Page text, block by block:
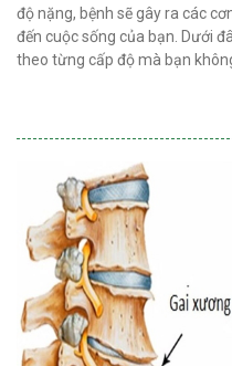
độ nặng, bệnh sẽ gây ra các
đến cuộc sống của bạn. Dưới
theo từng cấp độ mà bạn